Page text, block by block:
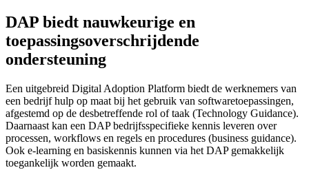
DAP biedt nauwkeurige en
toepassingsoverschrijdende
ondersteuning
Een uitgebreid Digital Adoption Platform biedt de werknemers van
een bedrijf hulp op maat bij het gebruik van softwaretoepassingen,
afgestemd op de desbetreffende rol of taak (Technology Guidance).
Daarnaast kan een DAP bedrijfsspecifieke kennis leveren over
processen, workflows en regels en procedures (business guidance).
Ook e-learning en basiskennis kunnen via het DAP gemakkelijk
toegankelijk worden gemaakt.